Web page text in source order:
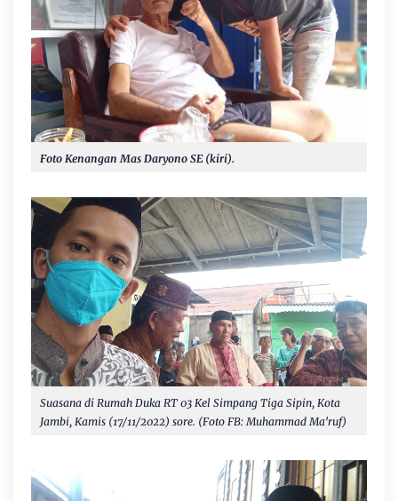
Foto Kenangan Mas Daryono SE (kiri).
Suasana di Rumah Duka RT 03 Kel Simpang Tiga Sipin, Kota
Jambi, Kamis (17/11/2022) sore. (Foto FB: Muhammad Ma'ruf)